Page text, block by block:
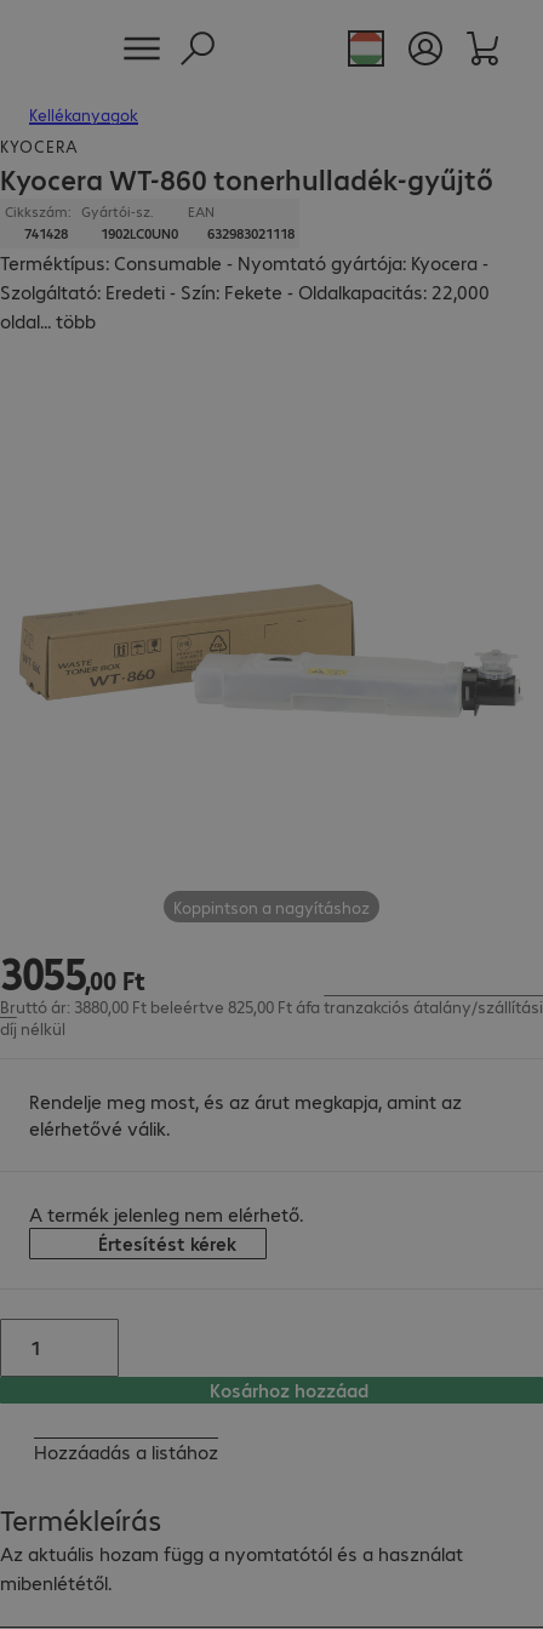
Kellékanyagok
Koppintson a nagyításhoz
KYOCERA
Kyocera WT-860 tonerhulladék-gyűjtő
Cikkszám:
741428
Gyártói-sz.
1902LC0UN0
EAN
632983021118
Terméktípus: Consumable - Nyomtató gyártója: Kyocera -
Szolgáltató: Eredeti - Szín: Fekete - Oldalkapacitás: 22,000
oldal...több
3055,00 Ft
3055,00 Ft
Bruttó ár: 3880,00 Ft beleértve 825,00 Ft áfa tranzakciós átalány/szállítási
díj nélkül
Rendelje meg most, és az árut megkapja, amint az
elérhetővé válik.
A termék jelenleg nem elérhető.
Értesítést kérek
Kosárhoz hozzáad
Hozzáadás a listához
Termékleírás
Az aktuális hozam függ a nyomtatótól és a használat
mibenlététől.